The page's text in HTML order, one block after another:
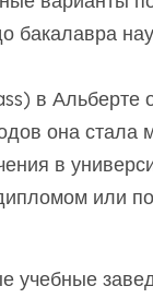
бакалавра
в Альберте
она
в
или
учебные